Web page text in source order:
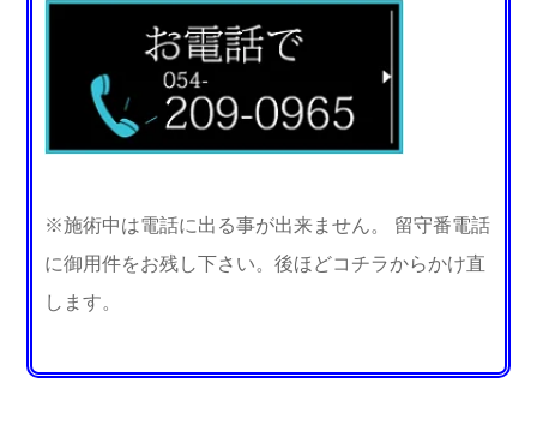
※施術中は電話に出る事が出来ません。 留守番電話
に御用件をお残し下さい。後ほどコチラからかけ直
します。